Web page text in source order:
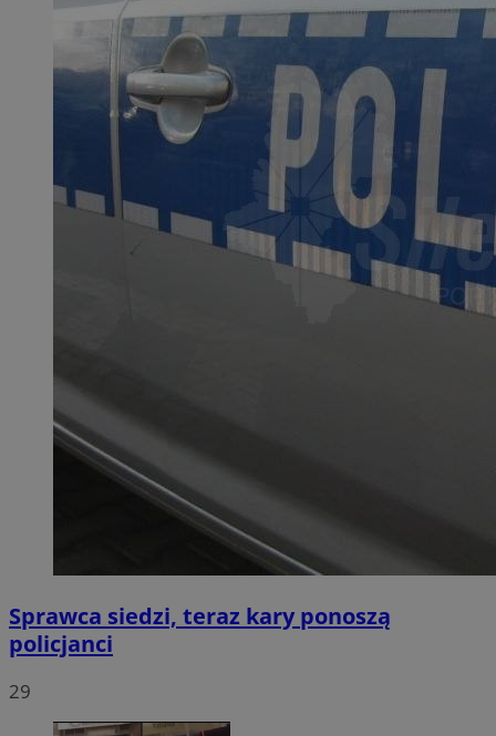
Sprawca siedzi, teraz kary ponoszą
policjanci
29